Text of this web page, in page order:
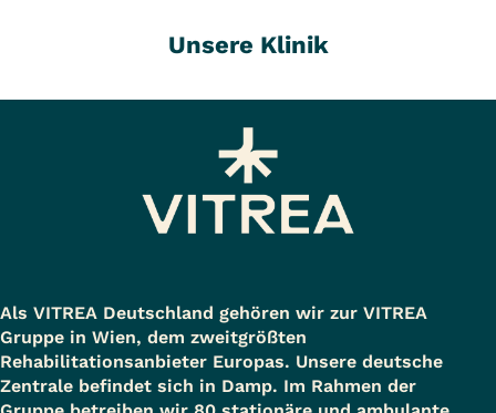
Unsere Klinik
Als VITREA Deutschland gehören wir zur VITREA
Gruppe in Wien, dem zweitgrößten
Rehabilitationsanbieter Europas. Unsere deutsche
Zentrale befindet sich in Damp. Im Rahmen der